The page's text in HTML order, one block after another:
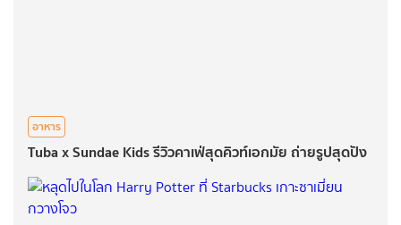
อาหาร
Tuba x Sundae Kids รีวิวคาเฟ่สุดคิวท์เอกมัย ถ่ายรูปสุดปัง